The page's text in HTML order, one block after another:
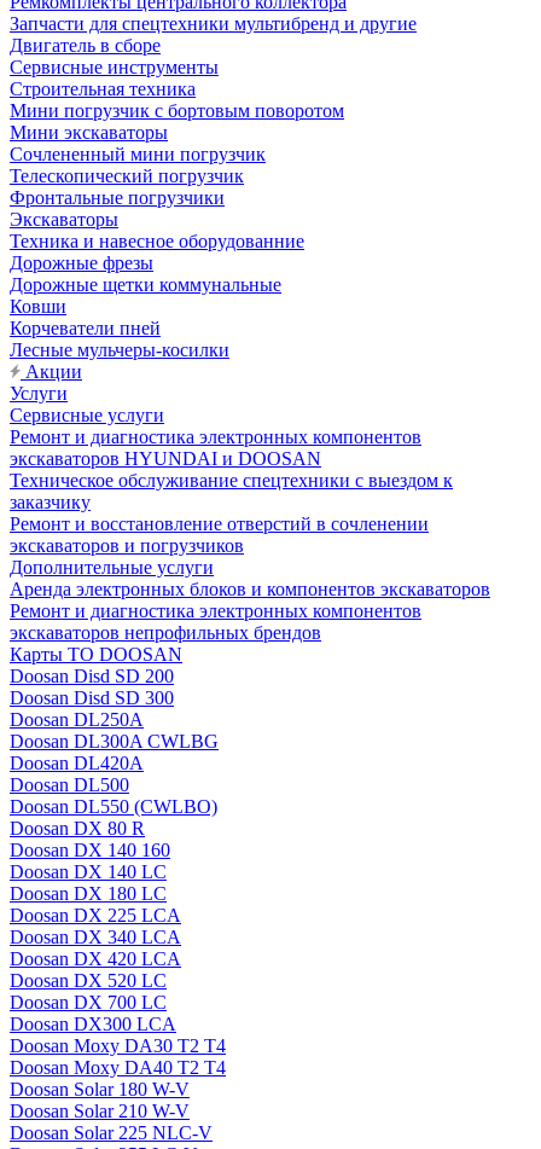
Запчасти для спецтехники мультибренд и другие
Двигатель в сборе
Сервисные инструменты
Строительная техника
Мини погрузчик с бортовым поворотом
Мини экскаваторы
Сочлененный мини погрузчик
Телескопический погрузчик
Фронтальные погрузчики
Экскаваторы
Техника и навесное оборудованние
Дорожные фрезы
Дорожные щетки коммунальные
Ковши
Корчеватели пней
Лесные мульчеры-косилки
Акции
Услуги
Сервисные услуги
Ремонт и диагностика электронных компонентов
экскаваторов HYUNDAI и DOOSAN
Техническое обслуживание спецтехники с выездом к
заказчику
Ремонт и восстановление отверстий в сочленении
экскаваторов и погрузчиков
Дополнительные услуги
Аренда электронных блоков и компонентов экскаваторов
Ремонт и диагностика электронных компонентов
экскаваторов непрофильных брендов
Карты ТО DOOSAN
Doosan Disd SD 200
Doosan Disd SD 300
Doosan DL250A
Doosan DL300A CWLBG
Doosan DL420A
Doosan DL500
Doosan DL550 (CWLBO)
Doosan DX 80 R
Doosan DX 140 160
Doosan DX 140 LC
Doosan DX 180 LC
Doosan DX 225 LCA
Doosan DX 340 LCA
Doosan DX 420 LCA
Doosan DX 520 LC
Doosan DX 700 LC
Doosan DX300 LCA
Doosan Moxy DA30 T2 T4
Doosan Moxy DA40 T2 T4
Doosan Solar 180 W-V
Doosan Solar 210 W-V
Doosan Solar 225 NLC-V